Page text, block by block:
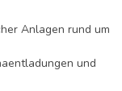
Anlagen rund um
und